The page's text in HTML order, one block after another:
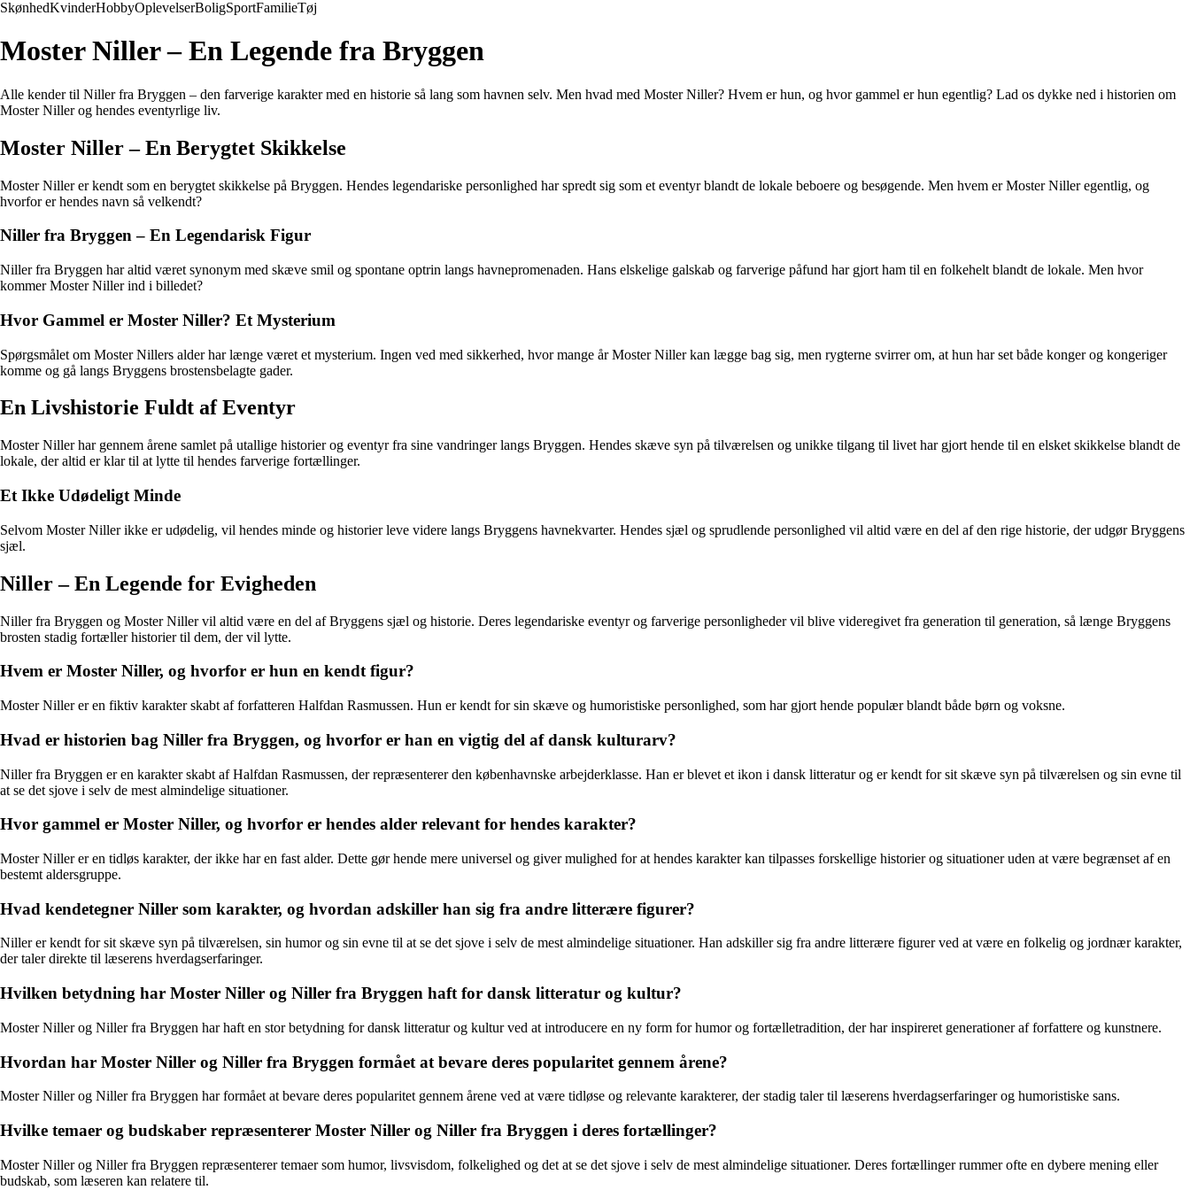
SkønhedKvinderHobbyOplevelserBoligSportFamilieTøj
Moster Niller – En Legende fra Bryggen
Alle kender til Niller fra Bryggen – den farverige karakter med en historie så lang som havnen selv. Men hvad med Moster Niller? Hvem er hun, og hvor gammel er hun egentlig? Lad os dykke ned i historien om
Moster Niller og hendes eventyrlige liv.
Moster Niller – En Berygtet Skikkelse
Moster Niller er kendt som en berygtet skikkelse på Bryggen. Hendes legendariske personlighed har spredt sig som et eventyr blandt de lokale beboere og besøgende. Men hvem er Moster Niller egentlig, og
hvorfor er hendes navn så velkendt?
Niller fra Bryggen – En Legendarisk Figur
Niller fra Bryggen har altid været synonym med skæve smil og spontane optrin langs havnepromenaden. Hans elskelige galskab og farverige påfund har gjort ham til en folkehelt blandt de lokale. Men hvor
kommer Moster Niller ind i billedet?
Hvor Gammel er Moster Niller? Et Mysterium
Spørgsmålet om Moster Nillers alder har længe været et mysterium. Ingen ved med sikkerhed, hvor mange år Moster Niller kan lægge bag sig, men rygterne svirrer om, at hun har set både konger og kongeriger
komme og gå langs Bryggens brostensbelagte gader.
En Livshistorie Fuldt af Eventyr
Moster Niller har gennem årene samlet på utallige historier og eventyr fra sine vandringer langs Bryggen. Hendes skæve syn på tilværelsen og unikke tilgang til livet har gjort hende til en elsket skikkelse blandt de
lokale, der altid er klar til at lytte til hendes farverige fortællinger.
Et Ikke Udødeligt Minde
Selvom Moster Niller ikke er udødelig, vil hendes minde og historier leve videre langs Bryggens havnekvarter. Hendes sjæl og sprudlende personlighed vil altid være en del af den rige historie, der udgør Bryggens
sjæl.
Niller – En Legende for Evigheden
Niller fra Bryggen og Moster Niller vil altid være en del af Bryggens sjæl og historie. Deres legendariske eventyr og farverige personligheder vil blive videregivet fra generation til generation, så længe Bryggens
brosten stadig fortæller historier til dem, der vil lytte.
Hvem er Moster Niller, og hvorfor er hun en kendt figur?
Moster Niller er en fiktiv karakter skabt af forfatteren Halfdan Rasmussen. Hun er kendt for sin skæve og humoristiske personlighed, som har gjort hende populær blandt både børn og voksne.
Hvad er historien bag Niller fra Bryggen, og hvorfor er han en vigtig del af dansk kulturarv?
Niller fra Bryggen er en karakter skabt af Halfdan Rasmussen, der repræsenterer den københavnske arbejderklasse. Han er blevet et ikon i dansk litteratur og er kendt for sit skæve syn på tilværelsen og sin evne til
at se det sjove i selv de mest almindelige situationer.
Hvor gammel er Moster Niller, og hvorfor er hendes alder relevant for hendes karakter?
Moster Niller er en tidløs karakter, der ikke har en fast alder. Dette gør hende mere universel og giver mulighed for at hendes karakter kan tilpasses forskellige historier og situationer uden at være begrænset af en
bestemt aldersgruppe.
Hvad kendetegner Niller som karakter, og hvordan adskiller han sig fra andre litterære figurer?
Niller er kendt for sit skæve syn på tilværelsen, sin humor og sin evne til at se det sjove i selv de mest almindelige situationer. Han adskiller sig fra andre litterære figurer ved at være en folkelig og jordnær karakter,
der taler direkte til læserens hverdagserfaringer.
Hvilken betydning har Moster Niller og Niller fra Bryggen haft for dansk litteratur og kultur?
Moster Niller og Niller fra Bryggen har haft en stor betydning for dansk litteratur og kultur ved at introducere en ny form for humor og fortælletradition, der har inspireret generationer af forfattere og kunstnere.
Hvordan har Moster Niller og Niller fra Bryggen formået at bevare deres popularitet gennem årene?
Moster Niller og Niller fra Bryggen har formået at bevare deres popularitet gennem årene ved at være tidløse og relevante karakterer, der stadig taler til læserens hverdagserfaringer og humoristiske sans.
Hvilke temaer og budskaber repræsenterer Moster Niller og Niller fra Bryggen i deres fortællinger?
Moster Niller og Niller fra Bryggen repræsenterer temaer som humor, livsvisdom, folkelighed og det at se det sjove i selv de mest almindelige situationer. Deres fortællinger rummer ofte en dybere mening eller
budskab, som læseren kan relatere til.